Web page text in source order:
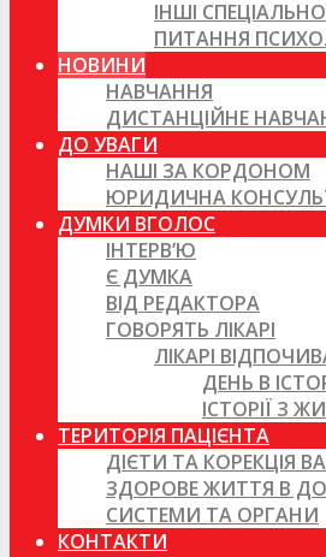
ІНШІ
ПИТАННЯ
НОВИНИ
НАВЧАННЯ
ДИСТАНЦІЙНЕ
ДО УВАГИ
НАШІ ЗА КОРДОНОМ
ЮРИДИЧНА
ДУМКИ ВГОЛОС
ІНТЕРВ’Ю
Є ДУМКА
ВІД РЕДАКТОРА
ГОВОРЯТЬ ЛІКАРІ
ЛІКАРІ
ДЕНЬ В
ІСТОРІЇ З
ТЕРИТОРІЯ ПАЦІЄНТА
ДІЄТИ ТА КОРЕКЦІЯ
ЗДОРОВЕ ЖИТТЯ В
СИСТЕМИ ТА ОРГАНИ
КОНТАКТИ